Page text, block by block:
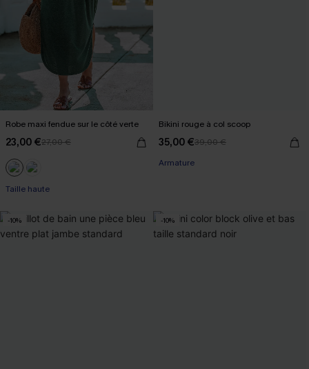
Robe maxi fendue sur le côté verte
23,00 €27,00 €
Taille haute
Bikini rouge à col scoop
35,00 €39,00 €
Armature
-10% -10%